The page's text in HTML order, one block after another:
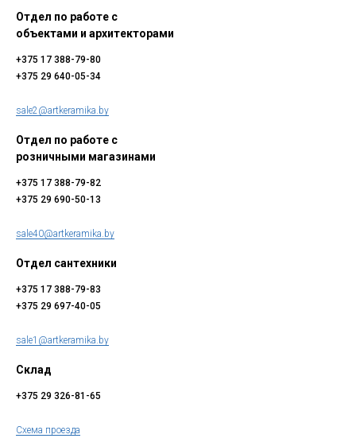
Отдел по работе с
объектами и архитекторами
+375 17 388-79-80
+375 29 640-05-34
sale2@artkeramika.by
Отдел по работе с
розничными магазинами
+375 17 388-79-82
+375 29 690-50-13
sale40@artkeramika.by
Отдел сантехники
+375 17 388-79-83
+375 29 697-40-05
sale1@artkeramika.by
Склад
+375 29 326-81-65
Схема проезда